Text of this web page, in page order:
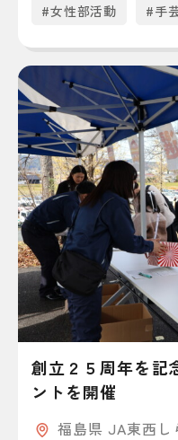
#女性部活動 #手
創立２５周年を記
ントを開催
福島県 JA東西し